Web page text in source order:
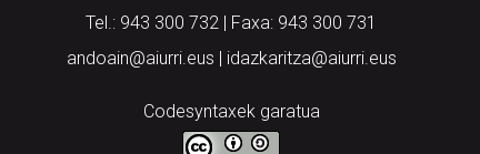
Tel.: 943 300 732 | Faxa: 943 300 731
andoain@aiurri.eus | idazkaritza@aiurri.eus
Codesyntaxek garatua